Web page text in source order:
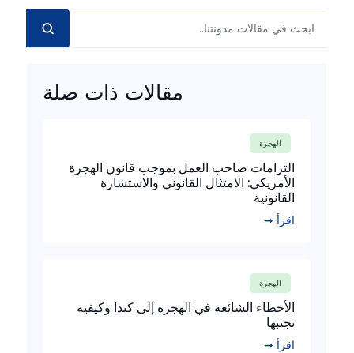
مقالات ذات صلة
الهجرة
التزامات صاحب العمل بموجب قانون الهجرة
الأمريكي: الامتثال القانوني والاستشارة
القانونية
اقرأ ➞
الهجرة
الأخطاء الشائعة في الهجرة إلى كندا وكيفية
تجنبها
اقرأ ➞